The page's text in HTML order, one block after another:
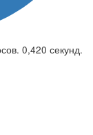
0,420 секунд.